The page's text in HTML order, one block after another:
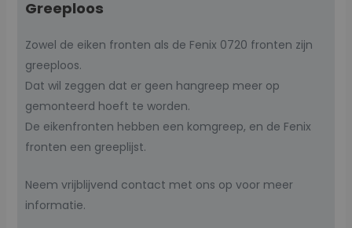
Greeploos
Zowel de eiken fronten als de Fenix 0720 fronten zijn
greeploos.
Dat wil zeggen dat er geen hangreep meer op
gemonteerd hoeft te worden.
De eikenfronten hebben een komgreep, en de Fenix
fronten een greeplijst.
Neem vrijblijvend contact met ons op voor meer
informatie.